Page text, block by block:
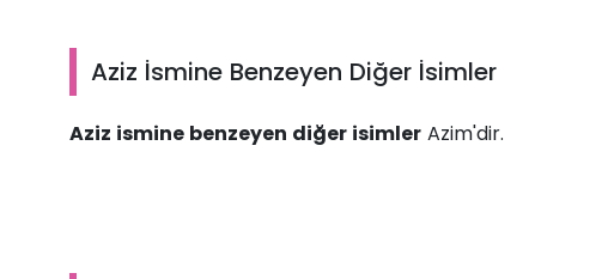
Aziz İsmine Benzeyen Diğer İsimler
Aziz ismine benzeyen diğer isimler Azim'dir.